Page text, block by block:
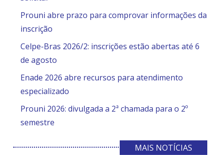
Prouni abre prazo para comprovar informações da
inscrição
Celpe-Bras 2026/2: inscrições estão abertas até 6
de agosto
Enade 2026 abre recursos para atendimento
especializado
Prouni 2026: divulgada a 2ª chamada para o 2º
semestre
MAIS NOTÍCIAS